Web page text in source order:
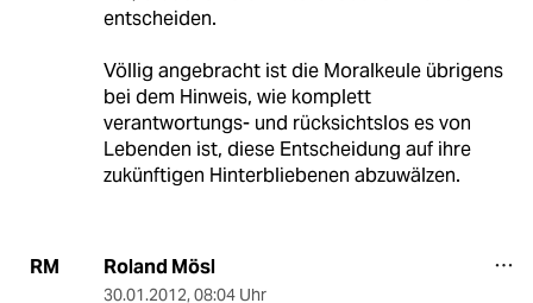
entscheiden.
Völlig angebracht ist die Moralkeule übrigens
bei dem Hinweis, wie komplett
verantwortungs- und rücksichtslos es von
Lebenden ist, diese Entscheidung auf ihre
zukünftigen Hinterbliebenen abzuwälzen.
RM Roland Mösl
30.01.2012, 08:04 Uhr